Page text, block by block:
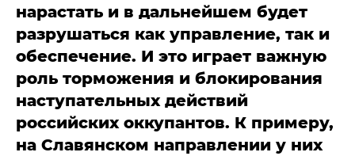
нарастать и в дальнейшем будет
разрушаться как управление, так и
обеспечение. И это играет важную
роль торможения и блокирования
наступательных действий
российских оккупантов. К примеру,
на Славянском направлении у них